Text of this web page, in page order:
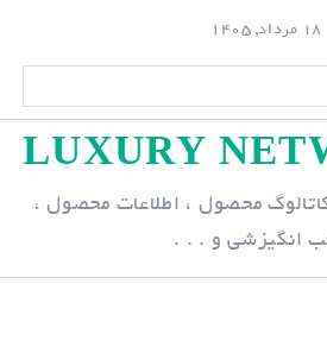
18 مرداد, 1405
LUXURY
محصول ، اطلاعات محصول ،
انگیزشی و . . .